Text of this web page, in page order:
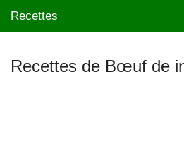
Recettes
Recettes de Bœuf de